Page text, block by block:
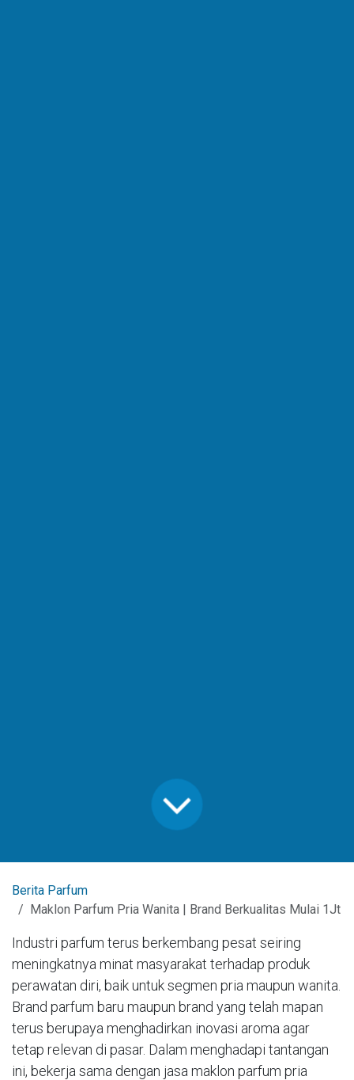
Berita Parfum
Maklon Parfum Pria Wanita | Brand Berkualitas Mulai 1Jt
Industri parfum terus berkembang pesat seiring
meningkatnya minat masyarakat terhadap produk
perawatan diri, baik untuk segmen pria maupun wanita.
Brand parfum baru maupun brand yang telah mapan
terus berupaya menghadirkan inovasi aroma agar
tetap relevan di pasar. Dalam menghadapi tantangan
ini, bekerja sama dengan jasa maklon parfum pria